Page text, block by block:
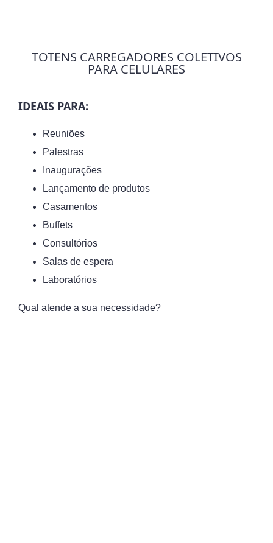
TOTENS CARREGADORES COLETIVOS
PARA CELULARES
IDEAIS PARA:
Reuniões
Palestras
Inaugurações
Lançamento de produtos
Casamentos
Buffets
Consultórios
Salas de espera
Laboratórios
Qual atende a sua necessidade?​